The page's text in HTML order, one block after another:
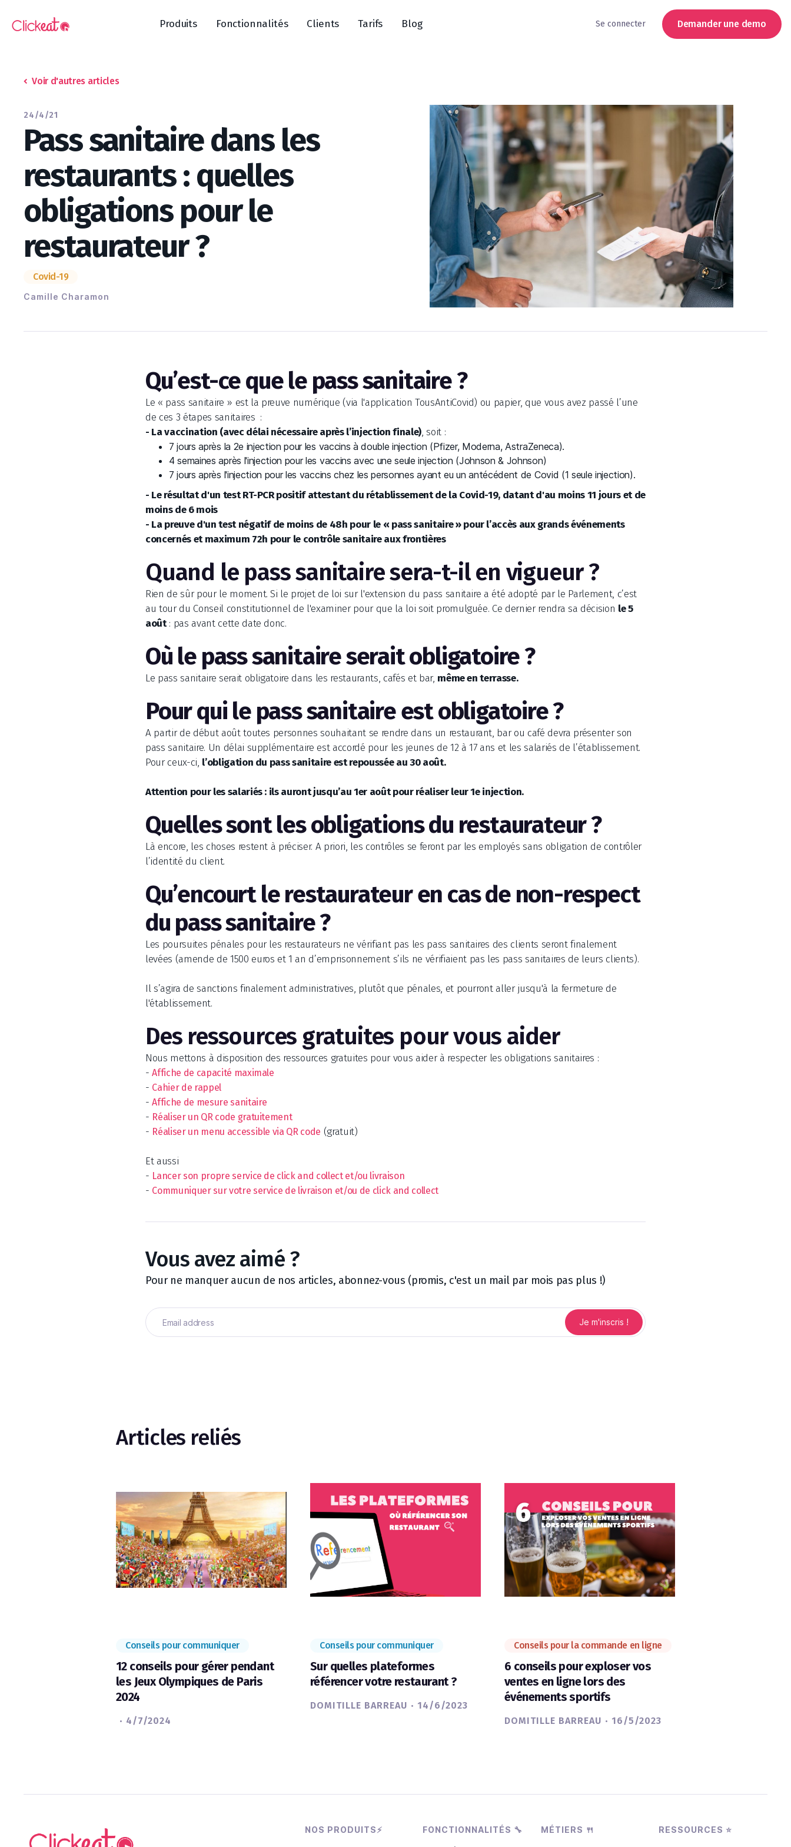
Produits Fonctionnalités Clients Tarifs Blog Se connecter Demander une demo
Voir d'autres articles
24/4/21
Pass sanitaire dans les
restaurants : quelles
obligations pour le
restaurateur ?
Covid-19
Camille Charamon
Qu’est-ce que le pass sanitaire ?
Le « pass sanitaire » est la preuve numérique (via l'application TousAntiCovid) ou papier, que vous avez passé l’une
de ces 3 étapes sanitaires :
- La vaccination (avec délai nécessaire après l’injection finale), soit :
7 jours après la 2e injection pour les vaccins à double injection (Pfizer, Moderna, AstraZeneca).
4 semaines après l'injection pour les vaccins avec une seule injection (Johnson & Johnson)
7 jours après l'injection pour les vaccins chez les personnes ayant eu un antécédent de Covid (1 seule injection).
- Le résultat d'un test RT-PCR positif attestant du rétablissement de la Covid-19, datant d'au moins 11 jours et de
moins de 6 mois
- La preuve d'un test négatif de moins de 48h pour le « pass sanitaire » pour l’accès aux grands événements
concernés et maximum 72h pour le contrôle sanitaire aux frontières
Quand le pass sanitaire sera-t-il en vigueur ?
Rien de sûr pour le moment. Si le projet de loi sur l'extension du pass sanitaire a été adopté par le Parlement, c’est
au tour du Conseil constitutionnel de l'examiner pour que la loi soit promulguée. Ce dernier rendra sa décision le 5
août: pas avant cette date donc.
Où le pass sanitaire serait obligatoire ?
Le pass sanitaire serait obligatoire dans les restaurants, cafés et bar, même en terrasse.
Pour qui le pass sanitaire est obligatoire ?
A partir de début août toutes personnes souhaitant se rendre dans un restaurant, bar ou café devra présenter son
pass sanitaire. Un délai supplémentaire est accordé pour les jeunes de 12 à 17 ans et les salariés de l’établissement.
Pour ceux-ci, l’obligation du pass sanitaire est repoussée au 30 août.
Attention pour les salariés : ils auront jusqu’au 1er août pour réaliser leur 1e injection.
Quelles sont les obligations du restaurateur ?
Là encore, les choses restent à préciser. A priori, les contrôles se feront par les employés sans obligation de contrôler
l’identité du client.
Qu’encourt le restaurateur en cas de non-respect
du pass sanitaire ?
Les poursuites pénales pour les restaurateurs ne vérifiant pas les pass sanitaires des clients seront finalement
levées (amende de 1500 euros et 1 an d’emprisonnement s’ils ne vérifiaient pas les pass sanitaires de leurs clients).
Il s’agira de sanctions finalement administratives, plutôt que pénales, et pourront aller jusqu'à la fermeture de
l'établissement.
Des ressources gratuites pour vous aider
Nous mettons à disposition des ressources gratuites pour vous aider à respecter les obligations sanitaires :
-Affiche de capacité maximale
- Cahier de rappel
-Affiche de mesure sanitaire
- Réaliser un QR code gratuitement
- Réaliser un menu accessible via QR code (gratuit)
Et aussi
- Lancer son propre service de click and collect et/ou livraison
- Communiquer sur votre service de livraison et/ou de click and collect
Vous avez aimé ?
Pour ne manquer aucun de nos articles, abonnez-vous (promis, c'est un mail par mois pas plus !)
Articles reliés
Conseils pour communiquer
12 conseils pour gérer pendant
les Jeux Olympiques de Paris
2024
· 4/7/2024
Conseils pour communiquer
Sur quelles plateformes
référencer votre restaurant ?
DOMITILLE BARREAU · 14/6/2023
Conseils pour la commande en ligne
6 conseils pour exploser vos
ventes en ligne lors des
événements sportifs
DOMITILLE BARREAU · 16/5/2023
NOS PRODUITS⚡ FONCTIONNALITÉS 🔧 MÉTIERS 🍴 RESSOURCES ⭐